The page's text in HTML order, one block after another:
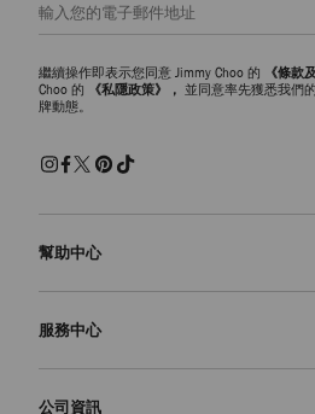
繼續操作即表示您同意 Jimmy Choo 的 《條款
Choo 的
《私隱政策》， 並同意率先獲悉我們
牌動態。
幫助中心
常見問題解答
服務中心
公司資訊